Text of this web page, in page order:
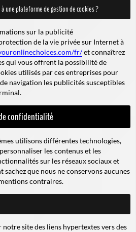
une plateforme de gestion de cookies ?
sur la publicité
de la vie privée sur Internet à
fr/et connaîtrez
qui vous offrent la possibilité de
utilisés par ces entreprises pour
navigation les publicités susceptibles
confidentialité
utilisons différentes technologies,
les contenus et les
sur les réseaux sociaux et
sachez que nous ne conservons aucunes
contraires.
site des liens hypertextes vers des